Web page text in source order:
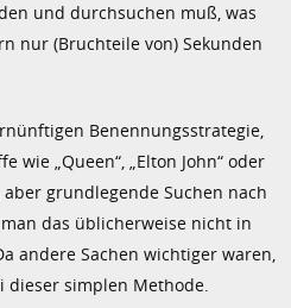
und durchsuchen muß, was
nur (Bruchteile von) Sekunden
Benennungsstrategie,
wie „Queen“, „Elton John“ oder
grundlegende Suchen nach
das üblicherweise nicht in
andere Sachen wichtiger waren,
dieser simplen Methode.